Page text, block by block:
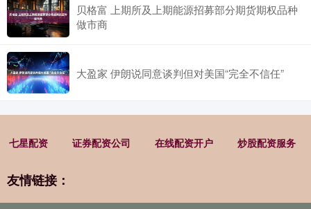
贝格富 上期所及上期能源招募部分期货期权品种
做市商
大盈家 伊朗说同意谈判但对美国“完全不信任”
七星配资 证券配资公司 在线配资开户 炒股配资服务
友情链接：